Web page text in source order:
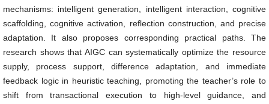
mechanisms: intelligent generation, intelligent interaction, cognitive
scaffolding, cognitive activation, reflection construction, and precise
adaptation. It also proposes corresponding practical paths. The
research shows that AIGC can systematically optimize the resource
supply, process support, difference adaptation, and immediate
feedback logic in heuristic teaching, promoting the teacher’s role to
shift from transactional execution to high-level guidance, and